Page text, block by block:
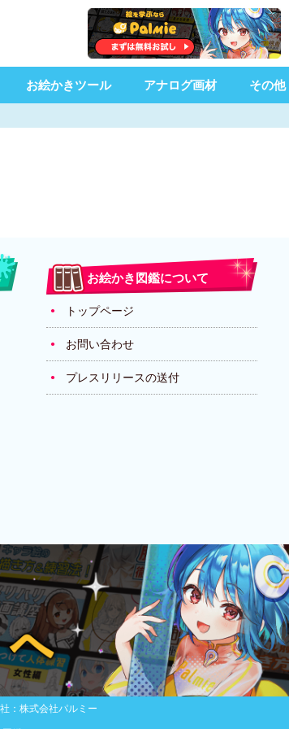
お絵かきツール アナログ画材 その他
お絵かき図鑑について
トップページ
お問い合わせ
プレスリリースの送付
：株式会社パルミー